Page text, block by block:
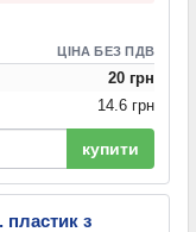
ЦІНА БЕЗ ПДВ
20 грн
14.6 грн
купити
з